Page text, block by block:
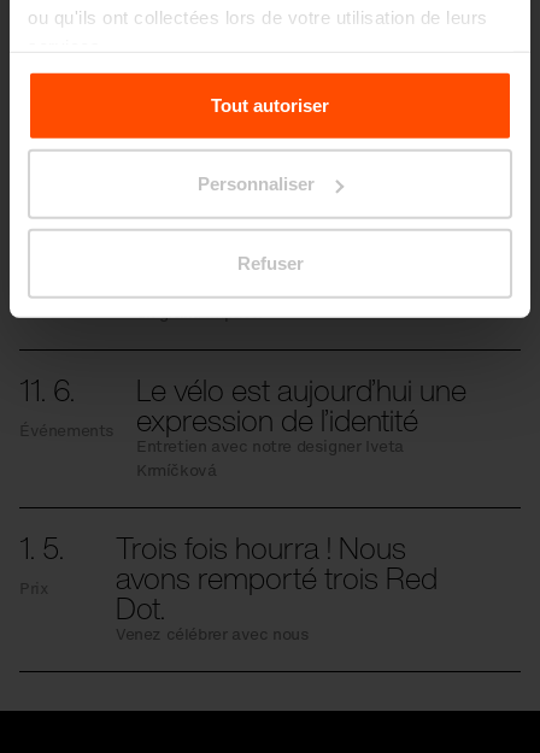
ou qu'ils ont collectées lors de votre utilisation de leurs
Pour plus d'informations, veuillez consulter le
sitePrinciples Relating to the Processing Personal
Tout autoriser
Personnaliser
Refuser
Plus de nouvelles
3. 7. Les élèves transforment le
parvis de leur école
un grand impact.
11. 6.
Événements
Le vélo est aujourd’hui une
expression de l’identité
Entretien avec notre designer Iveta
Krmíčková
1. 5.
Prix
Trois fois hourra ! Nous
avons remporté trois Red
Dot.
Venez célébrer avec nous